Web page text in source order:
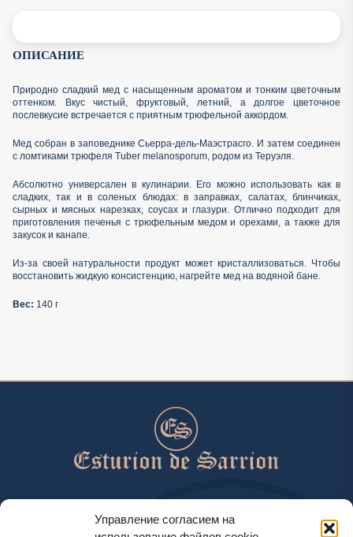
Управление согласием на
ОПИСАНИЕ
Природно сладкий мед с насыщенным ароматом и тонким цветочным
оттенком. Вкус чистый, фруктовый, летний, а долгое цветочное
послевкусие встречается с приятным трюфельной аккордом.
Мед собран в заповеднике Сьерра-дель-Маэстрасго. И затем соединен
с ломтиками трюфеля Tuber melanosporum, родом из Теруэля.
Абсолютно универсален в кулинарии. Его можно использовать как в
сладких, так и в соленых блюдах: в заправках, салатах, блинчиках,
сырных и мясных нарезках, соусах и глазури. Отлично подходит для
приготовления печенья с трюфельным медом и орехами, а также для
закусок и канапе.
Из-за своей натуральности продукт может кристаллизоваться. Чтобы
восстановить жидкую консистенцию, нагрейте мед на водяной бане.
Вес: 140 г